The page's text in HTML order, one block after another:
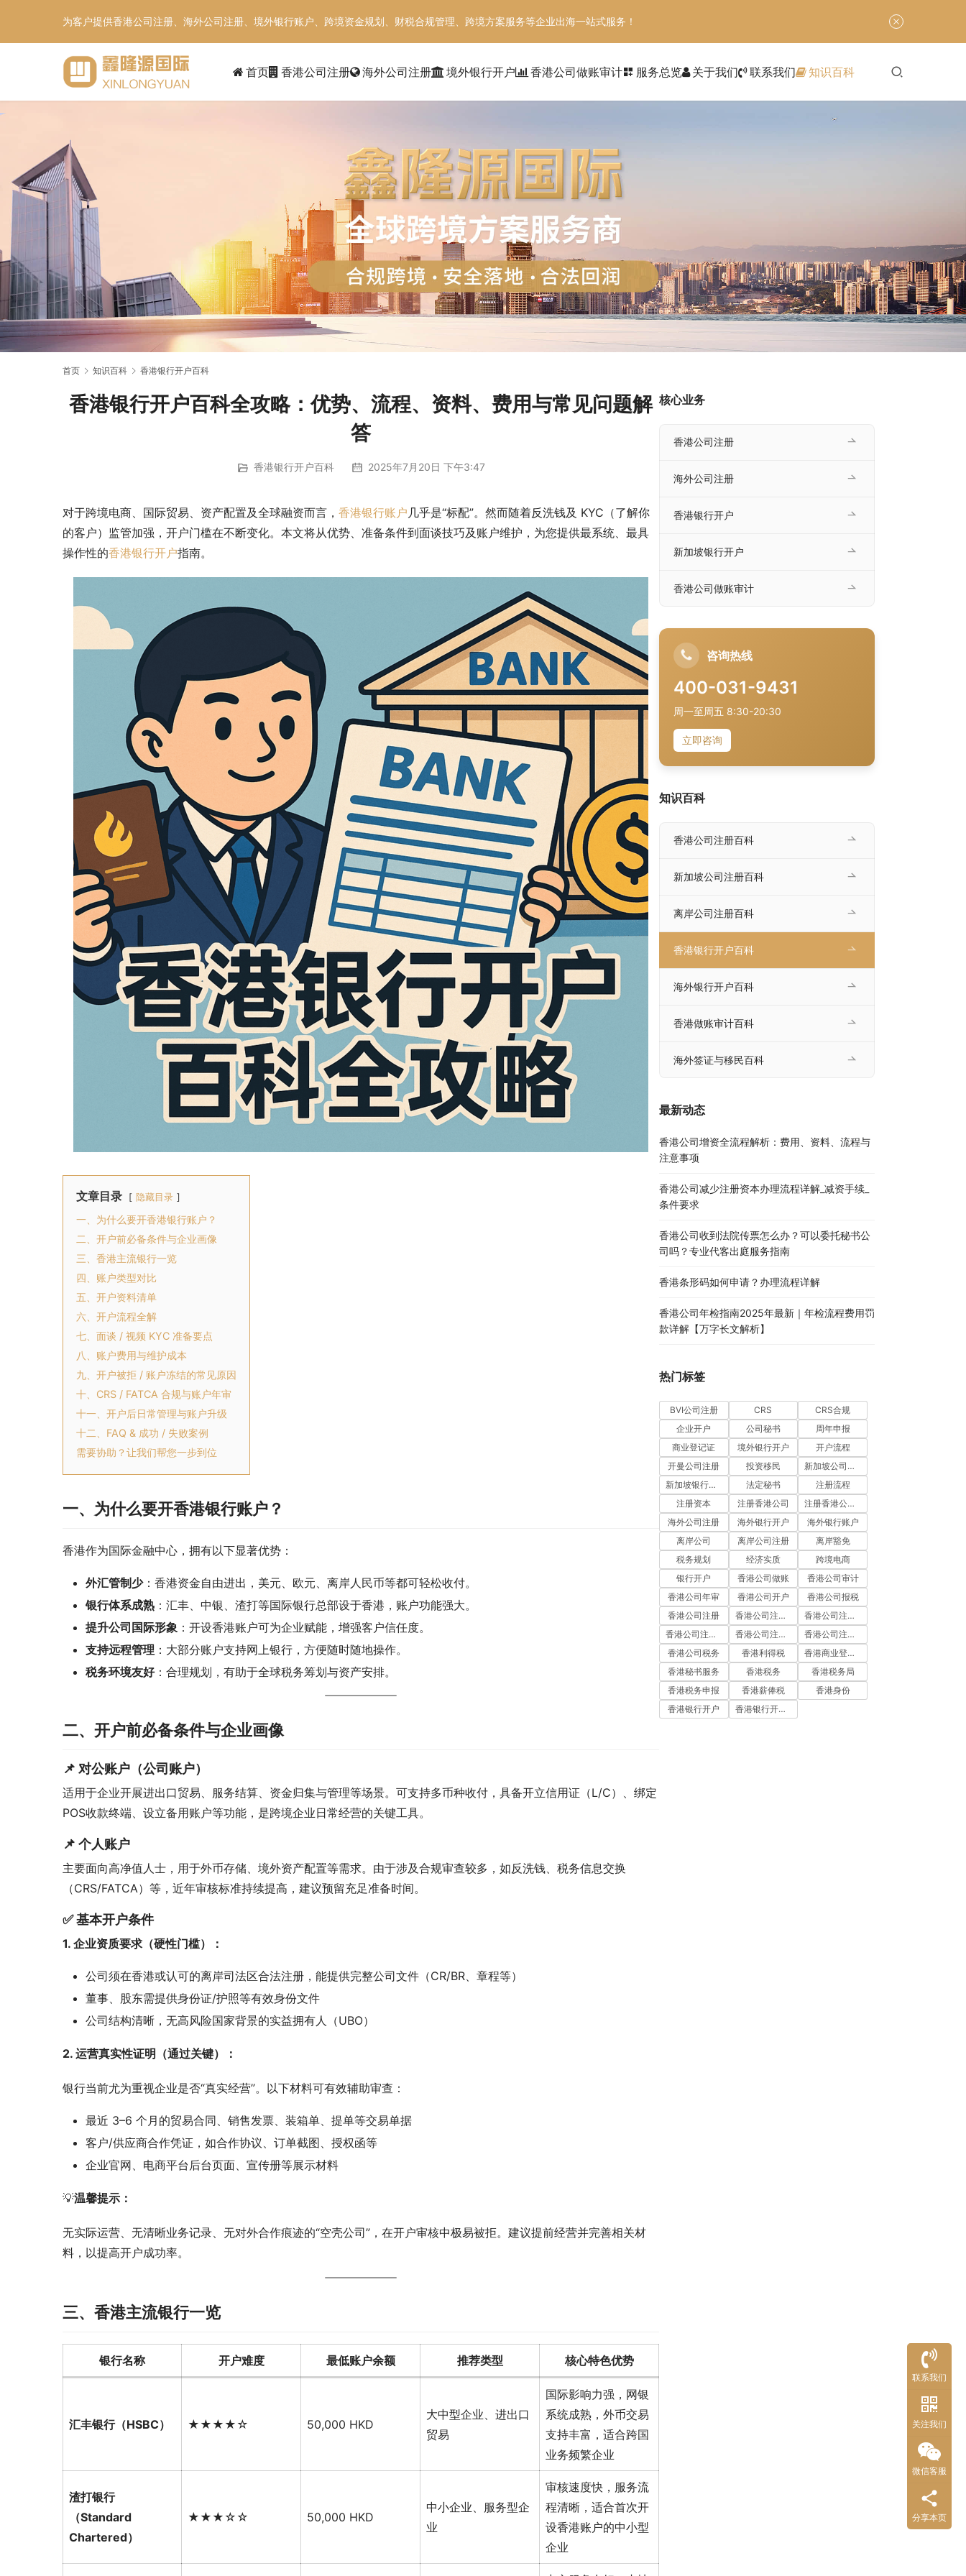
为客户提供香港公司注册、海外公司注册、境外银行账户、跨境资金规划、财税合规管理、跨境方案服务等企业出海一站式服务！
首页 香港公司注册 海外公司注册 境外银行开户 香港公司做账审计dashboard_customize 服务总览 关于我们 联系我们 知识百科
首页 知识百科 香港银行开户百科
香港银行开户百科全攻略：优势、流程、资料、费用与常见问题解
答
香港银行开户百科 2025年7月20日 下午3:47
对于跨境电商、国际贸易、资产配置及全球融资而言， 香港银行账户 几乎是“标配”。然而随着反洗钱及 KYC（了解你
的客户）监管加强，开户门槛在不断变化。本文将从优势、准备条件到面谈技巧及账户维护，为您提供最系统、最具
操作性的香港银行开户指南。
文章目录 隐藏目录
一、为什么要开香港银行账户？
二、开户前必备条件与企业画像
三、香港主流银行一览
四、账户类型对比
五、开户资料清单
六、开户流程全解
七、面谈 / 视频 KYC 准备要点
八、账户费用与维护成本
九、开户被拒 / 账户冻结的常见原因
十、CRS / FATCA 合规与账户年审
十一、开户后日常管理与账户升级
十二、FAQ & 成功 / 失败案例
需要协助？让我们帮您一步到位
一、为什么要开香港银行账户？
香港作为国际金融中心，拥有以下显著优势：
外汇管制少：香港资金自由进出，美元、欧元、离岸人民币等都可轻松收付。
银行体系成熟 ：汇丰、中银、渣打等国际银行总部设于香港，账户功能强大。
提升公司国际形象 ：开设香港账户可为企业赋能，增强客户信任度。
支持远程管理 ：大部分账户支持网上银行，方便随时随地操作。
税务环境友好：合理规划，有助于全球税务筹划与资产安排。
二、开户前必备条件与企业画像
📌 对公账户（公司账户）
适用于企业开展进出口贸易、服务结算、资金归集与管理等场景。可支持多币种收付，具备开立信用证（L/C）、绑定
POS收款终端、设立备用账户等功能，是跨境企业日常经营的关键工具。
📌 个人账户
主要面向高净值人士，用于外币存储、境外资产配置等需求。由于涉及合规审查较多，如反洗钱、税务信息交换
（CRS/FATCA）等，近年审核标准持续提高，建议预留充足准备时间。
✅ 基本开户条件
1. 企业资质要求（硬性门槛）：
公司须在香港或认可的离岸司法区合法注册，能提供完整公司文件（CR/BR、章程等）
董事、股东需提供身份证/护照等有效身份文件
公司结构清晰，无高风险国家背景的实益拥有人（UBO）
2. 运营真实性证明（通过关键）：
银行当前尤为重视企业是否“真实经营”。以下材料可有效辅助审查：
最近 3–6 个月的贸易合同、销售发票、装箱单、提单等交易单据
客户/供应商合作凭证，如合作协议、订单截图、授权函等
企业官网、电商平台后台页面、宣传册等展示材料
💡温馨提示：
无实际运营、无清晰业务记录、无对外合作痕迹的“空壳公司”，在开户审核中极易被拒。建议提前经营并完善相关材
料，以提高开户成功率。
三、香港主流银行一览
银行名称 开户难度 最低账户余额 推荐类型 核心特色优势
汇丰银行（HSBC） ★★★★☆ 50,000 HKD
大中型企业、进出口
贸易
国际影响力强，网银
系统成熟，外币交易
支持丰富，适合跨国
业务频繁企业
渣打银行
（Standard
Chartered）
★★★☆☆ 50,000 HKD
中小企业、服务型企
业
审核速度快，服务流
程清晰，适合首次开
设香港账户的中小型
企业
核心业务
香港公司注册
海外公司注册
香港银行开户
新加坡银行开户
香港公司做账审计
咨询热线
400-031-9431
周一至周五 8:30-20:30
立即咨询
知识百科
香港公司注册百科
新加坡公司注册百科
离岸公司注册百科
香港银行开户百科
海外银行开户百科
香港做账审计百科
海外签证与移民百科
最新动态
香港公司增资全流程解析：费用、资料、流程与
注意事项
香港公司减少注册资本办理流程详解_减资手续_
条件要求
香港公司收到法院传票怎么办？可以委托秘书公
司吗？专业代客出庭服务指南
香港条形码如何申请？办理流程详解
香港公司年检指南2025年最新｜年检流程费用罚
款详解【万字长文解析】
热门标签
BVI公司注册 CRS
CRS合规
企业开户
公司秘书
周年申报
商业登记证
境外银行开户
开户流程
开曼公司注册
投资移民
新加坡公司注册
新加坡银行开户
法定秘书
注册流程
注册资本
注册香港公司
注册香港公司流程
海外公司注册
海外银行开户
海外银行账户
离岸公司
离岸公司注册
离岸豁免
税务规划
经济实质
跨境电商
银行开户
香港公司做账
香港公司审计
香港公司年审
香港公司开户
香港公司报税
香港公司注册
香港公司注册代办
香港公司注册处
香港公司注册流程
香港公司注册费用
香港公司注册资料
香港公司税务
香港利得税
香港商业登记证
香港秘书服务
香港税务
香港税务局
香港税务申报
香港薪俸税
香港身份
香港银行开户
香港银行开户流程
联系我们
关注我们
微信客服
分享本页